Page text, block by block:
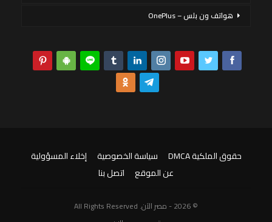
هواتف ون بلس – OnePlus
حقوق الملكية DMCA سياسة الخصوصية
إخلاء المسؤولية
عن الموقع
اتصل بنا
© 2026 - مصر الآن. All Rights Reserved